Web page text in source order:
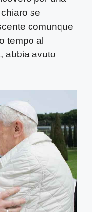
se
comunque
tempo al
abbia avuto